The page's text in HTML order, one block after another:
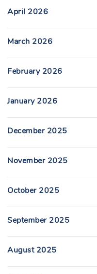
April 2026
March 2026
February 2026
January 2026
December 2025
November 2025
October 2025
September 2025
August 2025